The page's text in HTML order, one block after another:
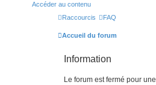
Accéder au contenu
Raccourcis FAQ
Accueil du forum
Information
Le forum est fermé pour